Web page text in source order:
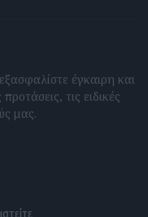
έγκαιρη και
τις ειδικές
μας.